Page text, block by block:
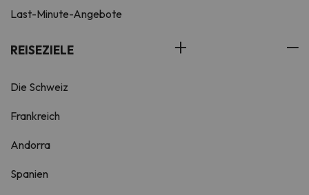
Last-Minute-Angebote
REISEZIELE
Die Schweiz
Frankreich
Andorra
Spanien